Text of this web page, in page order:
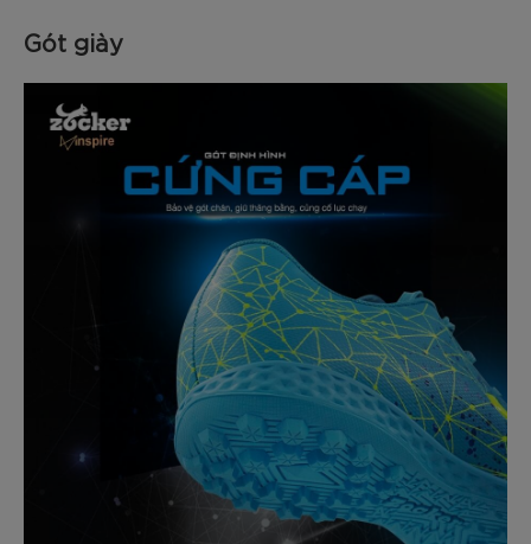
Gót giày